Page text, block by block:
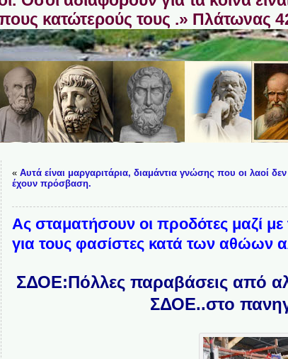
κατώτερούς τους .» Πλάτωνας
« Αυτά είναι μαργαριτάρια, διαμάντια γνώσης που οι λαοί δεν
έχουν πρόσβαση.
Ας σταματήσουν οι προδότες μαζί
για τους φασίστες κατά των αθώων
ΣΔΟΕ:Πόλλες παραβάσεις από
ΣΔΟΕ..στο